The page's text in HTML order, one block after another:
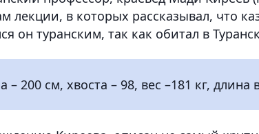
лекции, в которых рассказывал, что
он туранским, так как обитал в
– 200 см, хвоста – 98, вес –181 кг,